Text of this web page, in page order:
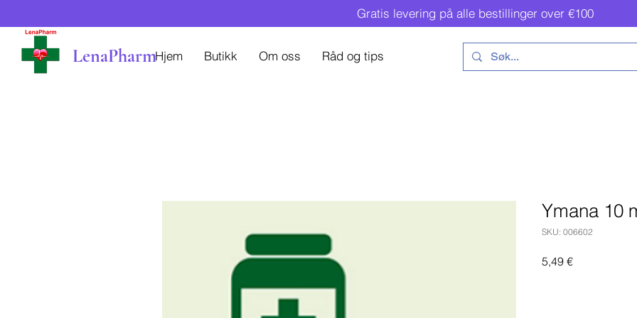
Gratis levering på alle bestillinger over €100
LenaPharmHjem Butikk Om oss Råd og tips
Ymana 10
SKU: 006602
5,49 €Pris